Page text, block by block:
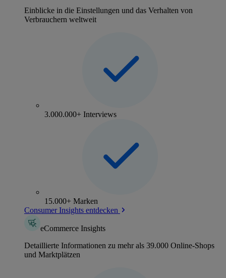
Einblicke in die Einstellungen und das Verhalten von
Verbrauchern weltweit
3.000.000+ Interviews
15.000+ Marken
Consumer Insights entdecken
eCommerce Insights
Detaillierte Informationen zu mehr als 39.000 Online-Shops
und Marktplätzen